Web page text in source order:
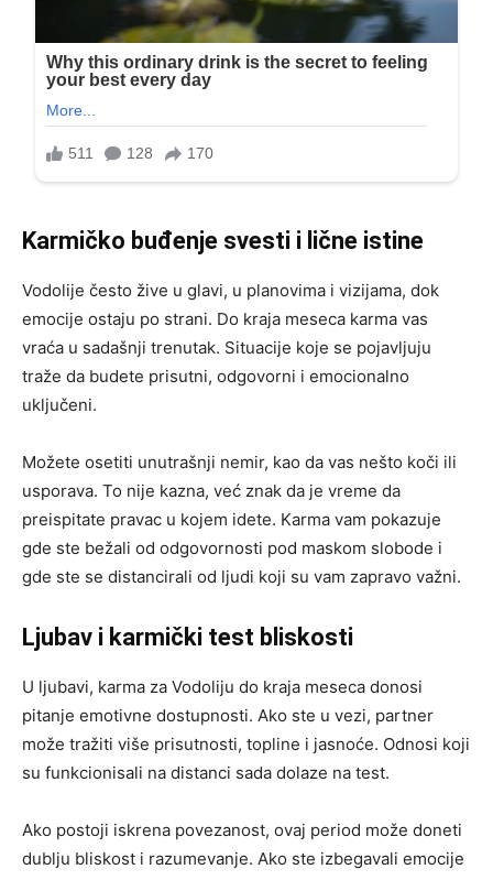
Karmičko buđenje svesti i lične istine
Vodolije često žive u glavi, u planovima i vizijama, dok
emocije ostaju po strani. Do kraja meseca karma vas
vraća u sadašnji trenutak. Situacije koje se pojavljuju
traže da budete prisutni, odgovorni i emocionalno
uključeni.
Možete osetiti unutrašnji nemir, kao da vas nešto koči ili
usporava. To nije kazna, već znak da je vreme da
preispitate pravac u kojem idete. Karma vam pokazuje
gde ste bežali od odgovornosti pod maskom slobode i
gde ste se distancirali od ljudi koji su vam zapravo važni.
Ljubav i karmički test bliskosti
U ljubavi, karma za Vodoliju do kraja meseca donosi
pitanje emotivne dostupnosti. Ako ste u vezi, partner
može tražiti više prisutnosti, topline i jasnoće. Odnosi koji
su funkcionisali na distanci sada dolaze na test.
Ako postoji iskrena povezanost, ovaj period može doneti
dublju bliskost i razumevanje. Ako ste izbegavali emocije